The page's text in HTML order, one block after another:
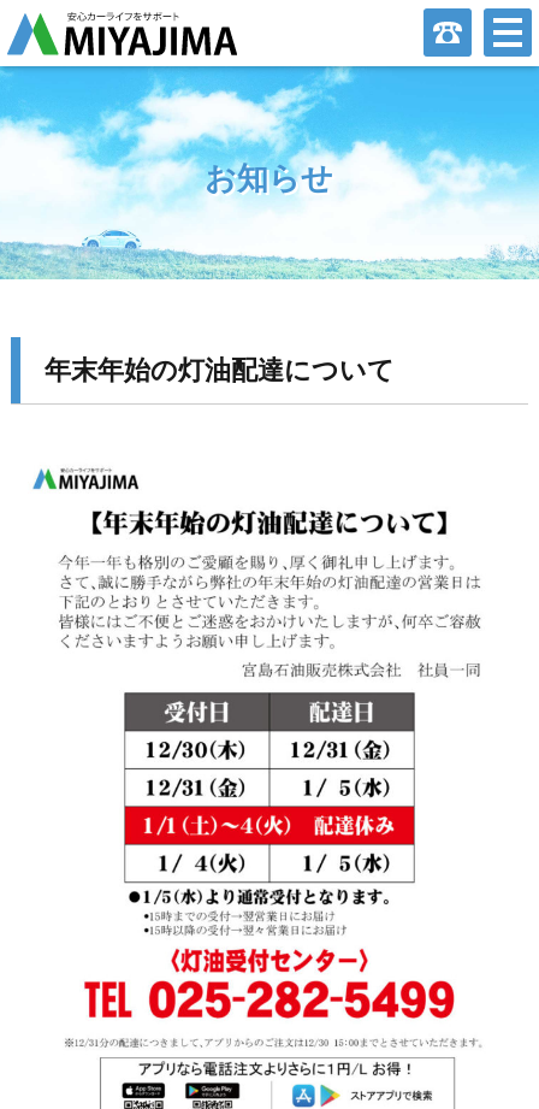
お知らせ
年末年始の灯油配達について